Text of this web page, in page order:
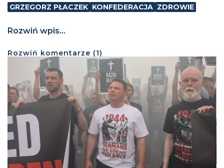
GRZEGORZ PŁACZEK KONFEDERACJA ZDROWIE
Rozwiń wpis...
Rozwiń komentarze (1)